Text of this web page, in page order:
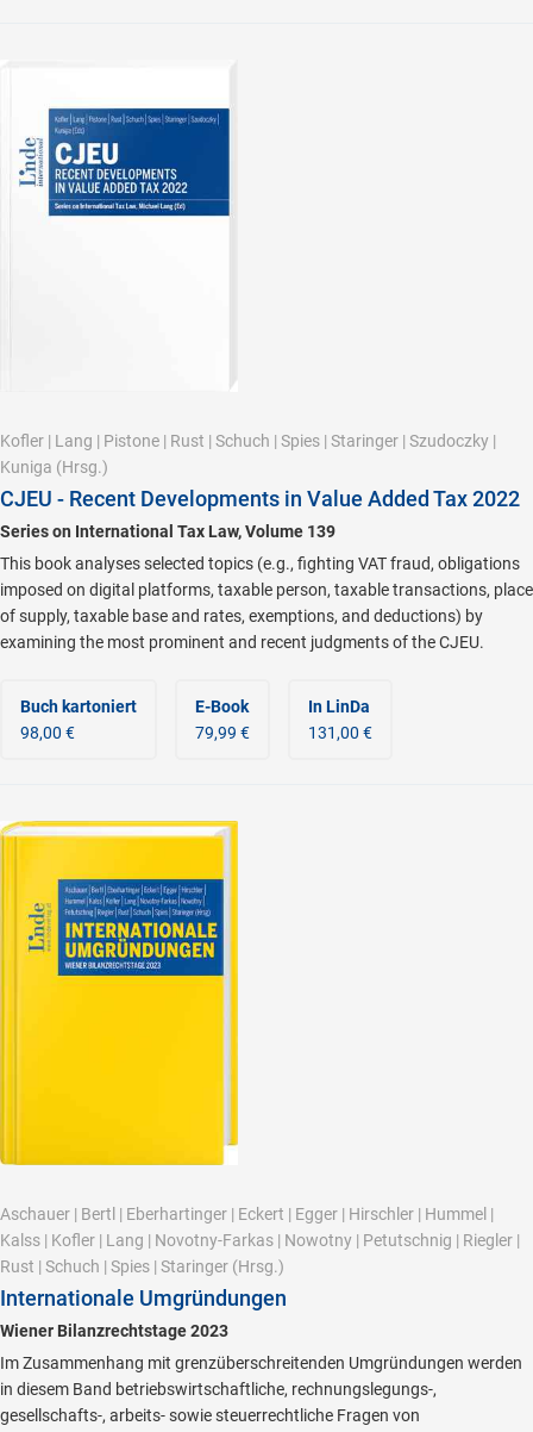
Kofler | Lang | Pistone | Rust | Schuch | Spies | Staringer | Szudoczky |
Kuniga (Hrsg.)
CJEU - Recent Developments in Value Added Tax 2022
Series on International Tax Law, Volume 139
This book analyses selected topics (e.g., fighting VAT fraud, obligations
imposed on digital platforms, taxable person, taxable transactions, place
of supply, taxable base and rates, exemptions, and deductions) by
examining the most prominent and recent judgments of the CJEU.
Buch kartoniert
98,00 €
E-Book
79,99 €
In LinDa
131,00 €
Aschauer | Bertl | Eberhartinger | Eckert | Egger | Hirschler | Hummel |
Kalss | Kofler | Lang | Novotny-Farkas | Nowotny | Petutschnig | Riegler |
Rust | Schuch | Spies | Staringer (Hrsg.)
Internationale Umgründungen
Wiener Bilanzrechtstage 2023
Im Zusammenhang mit grenzüberschreitenden Umgründungen werden
in diesem Band betriebswirtschaftliche, rechnungslegungs-,
gesellschafts-, arbeits- sowie steuerrechtliche Fragen von